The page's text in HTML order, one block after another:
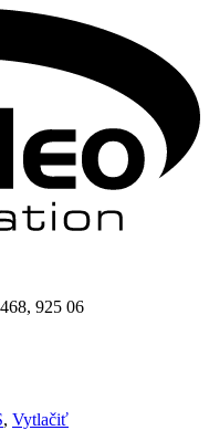
925 06
, Vytlačiť